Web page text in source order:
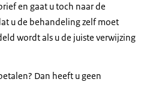
en gaat u toch naar de
u de behandeling zelf moet
wordt als u de juiste verwijzing
Dan heeft u geen